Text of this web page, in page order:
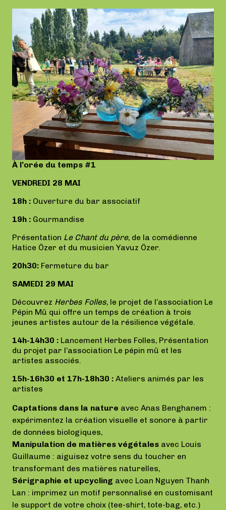
À l’orée du temps #1
VENDREDI 28 MAI
18h : Ouverture du bar associatif
19h : Gourmandise
Présentation Le Chant du père, de la comédienne
Hatice Özer et du musicien Yavuz Özer.
20h30: Fermeture du bar
SAMEDI 29 MAI
Découvrez Herbes Folles, le projet de l’association Le
Pépin Mû qui offre un temps de création à trois
jeunes artistes autour de la résilience végétale.
14h-14h30 : Lancement Herbes Folles, Présentation
du projet par l’association Le pépin mû et les
artistes associés.
15h-16h30 et 17h-18h30 : Ateliers animés par les
artistes
Captations dans la nature avec Anas Benghanem :
expérimentez la création visuelle et sonore à partir
de données biologiques,
Manipulation de matières végétales avec Louis
Guillaume : aiguisez votre sens du toucher en
transformant des matières naturelles,
Sérigraphie et upcycling avec Loan Nguyen Thanh
Lan : imprimez un motif personnalisé en customisant
le support de votre choix (tee-shirt, tote-bag, etc.)